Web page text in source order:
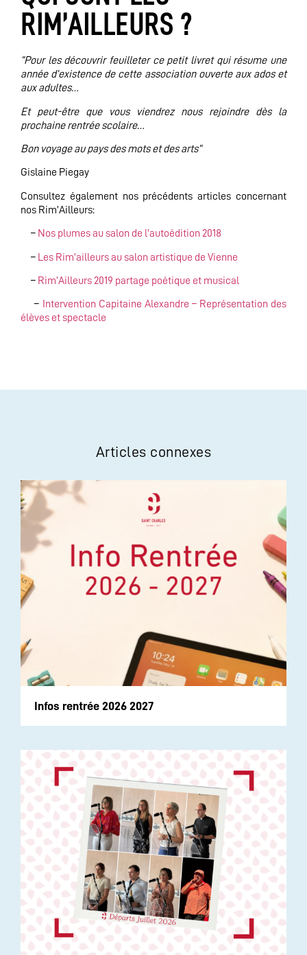
RIM’AILLEURS ?
“Pour les découvrir feuilleter ce petit livret qui résume une
année d’existence de cette association ouverte aux ados et
aux adultes…
Et peut-être que vous viendrez nous rejoindre dès la
prochaine rentrée scolaire…
Bon voyage au pays des mots et des arts”
Gislaine Piegay
Consultez également nos précédents articles concernant
nos Rim’Ailleurs:
– Nos plumes au salon de l’autoédition 2018
– Les Rim’ailleurs au salon artistique de Vienne
– Rim’Ailleurs 2019 partage poétique et musical
–
Intervention Capitaine Alexandre – Représentation des
élèves et spectacle
Articles connexes
Infos rentrée 2026 2027